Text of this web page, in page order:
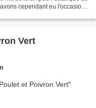
cependant eu l'occasion
Vert